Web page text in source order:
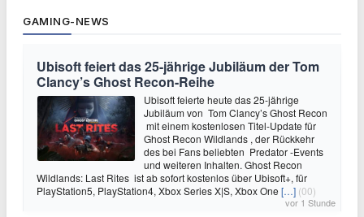
GAMING-NEWS
Ubisoft feiert das 25-jährige Jubiläum der Tom
Clancy’s Ghost Recon-Reihe
Ubisoft feierte heute das 25-jährige
Jubiläum von Tom Clancy’s Ghost Recon
mit einem kostenlosen Titel-Update für
Ghost Recon Wildlands , der Rückkehr
des bei Fans beliebten Predator -Events
und weiteren Inhalten. Ghost Recon
Wildlands: Last Rites ist ab sofort kostenlos über Ubisoft+, für
PlayStation5, PlayStation4, Xbox Series X|S, Xbox One […] (00)
vor 1 Stunde